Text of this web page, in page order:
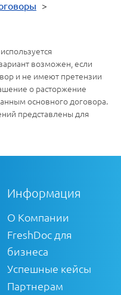
>
возможен, если
и не имеют претензии
о расторжение
основного договора.
представлены для
Информация
О Компании
FreshDoc для
бизнеса
Успешные кейсы
Партнерам